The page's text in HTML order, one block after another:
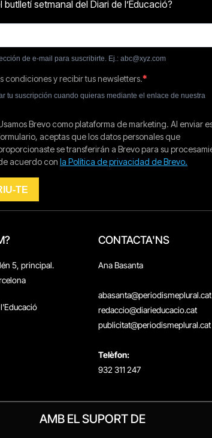
5, principal.
CONTACTA'NS
Ana Basanta
abasanta@periodismeplural.cat
redaccio@diarieducacio.cat
publicitat@periodismeplural.cat
Telèfon:
932 311 247
AMB EL SUPORT DE